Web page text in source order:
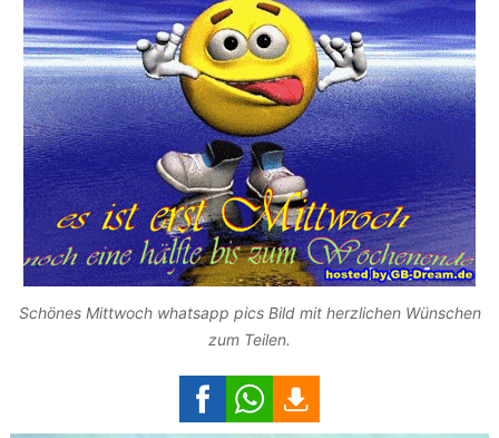
Schönes Mittwoch whatsapp pics Bild mit herzlichen Wünschen
zum Teilen.